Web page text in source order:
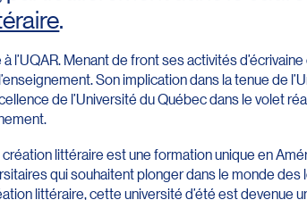
.
l’UQAR. Menant de front ses activités
Son implication dans la tenue de
de l’Université du Québec dans le volet
littéraire est une formation unique en
qui souhaitent plonger dans le monde
littéraire, cette université d’été est devenue